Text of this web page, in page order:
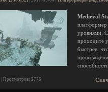
Medieval
платформер
уровнями.
проходите
быстрее,
Просмотров: 2776